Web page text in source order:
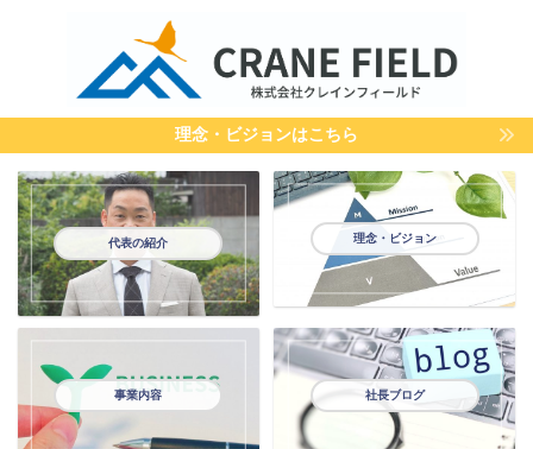
理念・ビジョンはこちら
代表の紹介 理念・ビジョン
事業内容 社長ブログ